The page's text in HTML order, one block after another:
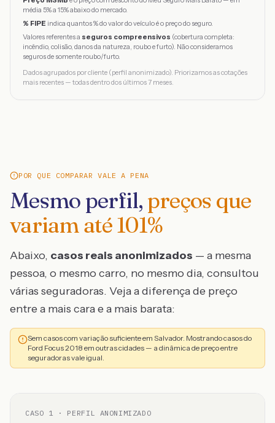
média 5% a 15% abaixo do mercado.
% FIPE indica quantos % do valor do veículo é o preço do seguro.
Valores referentes a seguros compreensivos (cobertura completa:
incêndio, colisão, danos da natureza, roubo e furto). Não consideramos
seguros de somente roubo/furto.
Dados agrupados por cliente (perfil anonimizado). Priorizamos as cotações
mais recentes — todas dentro dos últimos 7 meses.
POR QUE COMPARAR VALE A PENA
Mesmo perfil, preços que
variam até101%
Abaixo, casos reais anonimizados — a mesma
pessoa, o mesmo carro, no mesmo dia, consultou
várias seguradoras. Veja a diferença de preço
entre a mais cara e a mais barata:
Sem casos com variação suficiente em Salvador. Mostrando casos do
Ford Focus 2018 em outras cidades — a dinâmica de preço entre
seguradoras vale igual.
CASO 1 · PERFIL ANONIMIZADO